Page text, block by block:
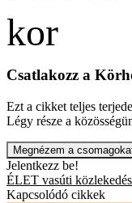
Csatlakozz a
Ezt a cikket teljes
Légy része a
Megnézem a
Jelentkezz be!
ÉLET vasúti közlekedés
Kapcsolódó cikkek